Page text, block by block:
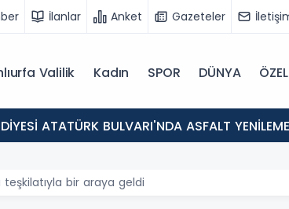
İlanlar Anket Gazeteler
Valilik Kadın SPOR DÜNYA
ATATÜRK BULVARI'NDA ASFALT
teşkilatıyla bir araya geldi